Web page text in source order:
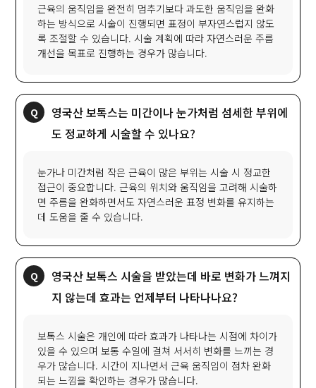
근육의 움직임을 완전히 멈추기보다 과도한 움직임을 완화
하는 방식으로 시술이 진행되면 표정이 부자연스럽지 않도
록 조절할 수 있습니다. 시술 계획에 따라 자연스러운 주름
개선을 목표로 진행하는 경우가 많습니다.
영국산 보톡스는 미간이나 눈가처럼 섬세한 부위에
도 정교하게 시술할 수 있나요?
눈가나 미간처럼 작은 근육이 많은 부위는 시술 시 정교한
접근이 중요합니다. 근육의 위치와 움직임을 고려해 시술하
면 주름을 완화하면서도 자연스러운 표정 변화를 유지하는
데 도움을 줄 수 있습니다.
영국산 보톡스 시술을 받았는데 바로 변화가 느껴지
지 않는데 효과는 언제부터 나타나나요?
보톡스 시술은 개인에 따라 효과가 나타나는 시점에 차이가
있을 수 있으며 보통 수일에 걸쳐 서서히 변화를 느끼는 경
우가 많습니다. 시간이 지나면서 근육 움직임이 점차 완화
되는 느낌을 확인하는 경우가 많습니다.